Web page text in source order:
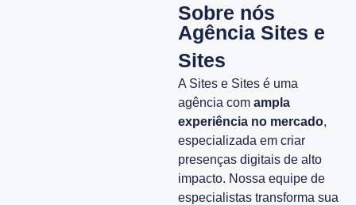
Sobre nós
Agência Sites e
Sites
A Sites e Sites é uma
agência com ampla
experiência no mercado,
especializada em criar
presenças digitais de alto
impacto. Nossa equipe de
especialistas transforma sua